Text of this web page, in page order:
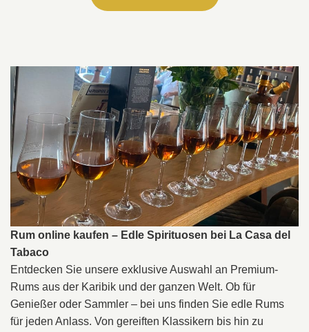
Rum online kaufen – Edle Spirituosen bei La Casa del
Tabaco
Entdecken Sie unsere exklusive Auswahl an Premium-
Rums aus der Karibik und der ganzen Welt. Ob für
Genießer oder Sammler – bei uns finden Sie edle Rums
für jeden Anlass. Von gereiften Klassikern bis hin zu